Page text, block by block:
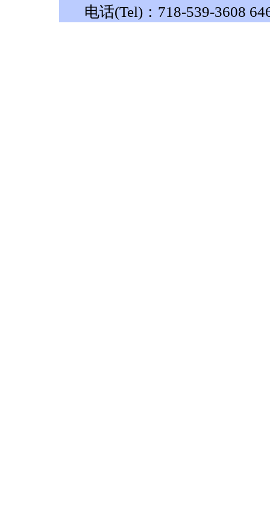
电话(Tel)：718-539-3608